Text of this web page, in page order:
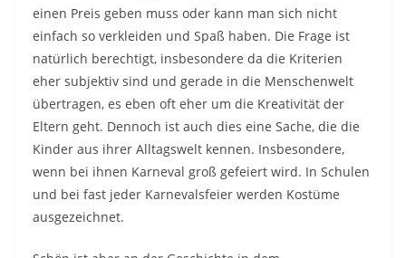
einen Preis geben muss oder kann man sich nicht
einfach so verkleiden und Spaß haben. Die Frage ist
natürlich berechtigt, insbesondere da die Kriterien
eher subjektiv sind und gerade in die Menschenwelt
übertragen, es eben oft eher um die Kreativität der
Eltern geht. Dennoch ist auch dies eine Sache, die die
Kinder aus ihrer Alltagswelt kennen. Insbesondere,
wenn bei ihnen Karneval groß gefeiert wird. In Schulen
und bei fast jeder Karnevalsfeier werden Kostüme
ausgezeichnet.